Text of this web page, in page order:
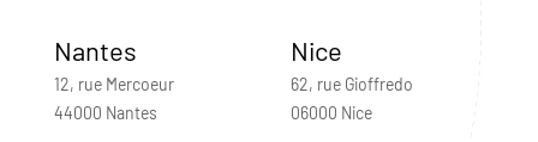
Nantes
12, rue Mercoeur
44000 Nantes
Nice
62, rue Gioffredo
06000 Nice